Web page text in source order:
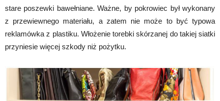
stare poszewki bawełniane. Ważne, by pokrowiec był wykonany
z przewiewnego materiału, a zatem nie może to być typowa
reklamówka z plastiku. Włożenie torebki skórzanej do takiej siatki
przyniesie więcej szkody niż pożytku.